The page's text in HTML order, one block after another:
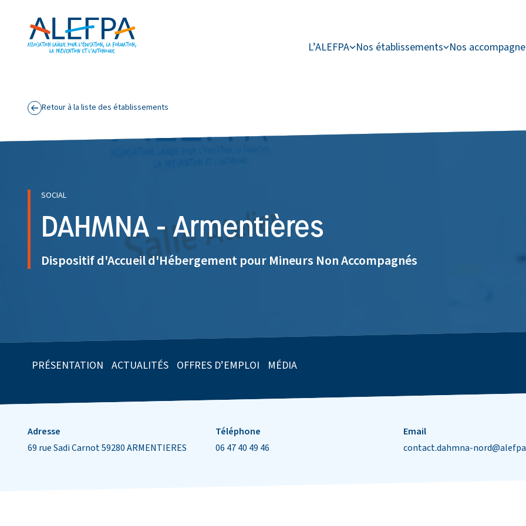
L’ALEFPA Nos établissements Nos
Retour à la liste des établissements
SOCIAL
DAHMNA - Armentières
Dispositif d'Accueil d'Hébergement pour Mineurs Non Accompagnés
PRÉSENTATION ACTUALITÉS OFFRES D’EMPLOI MÉDIA
Informations de contact
Adresse
69 rue Sadi Carnot 59280 ARMENTIERES
Téléphone
06 47 40 49 46
Email
contact.dahmna-